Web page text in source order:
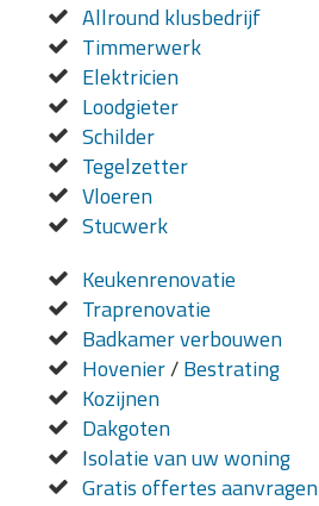
Allround klusbedrijf
Timmerwerk
Elektricien
Loodgieter
Schilder
Tegelzetter
Vloeren
Stucwerk
Keukenrenovatie
Traprenovatie
Badkamer verbouwen
Hovenier/Bestrating
Kozijnen
Dakgoten
Isolatie van uw woning
Gratis offertes aanvragen